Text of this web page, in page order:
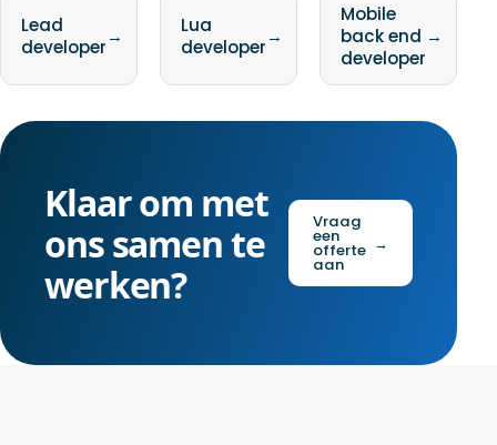
Lead
developer→
Lua
developer→
Mobile
back end
developer
→
Klaar om met
ons samen te
werken?
Vraag
een
offerte
aan
→